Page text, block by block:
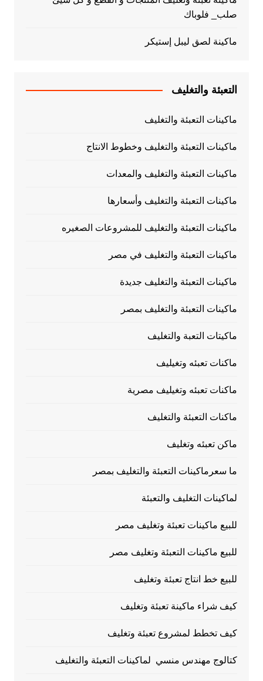
صلب_ فلوباك
ماكينة لصق ليبل إستيكر
التعبئة والتغليف
ماكينات التعبئة والتغليف
ماكينات التعبئة والتغليف وخطوط الانتاج
ماكينات التعبئة والتغليف والمعدات
ماكينات التعبئة والتغليف وأسعارها
ماكينات التعبئة والتغليف للمشروعات الصغيره
ماكينات التعبئة والتغليف في مصر
ماكينات التعبئة والتغليف جديدة
ماكينات التعبئة والتغليف بمصر
ماكيتات التعبة والتغليف
ماكنات تعبئه وتغيليف
ماكنات تعبئه وتغيليف مصرية
ماكنات التعبئة والتغليف
ماكن تعبئه وتغليف
ما سعرماكينات التعبئة والتغليف بمصر
لماكينات التغليف والتعبئة
للبيع ماكينات تعبئة وتغليف مصر
للبيع ماكينات التعبئة وتغليف مصر
للبيع خط انتاج تعبئة وتغليف
كيف شراء ماكينة تعبئة وتغليف
كيف تخطط لمشروع تعبئة وتغليف
كتالوج مهندس منسي لماكينات التعبئة والتغليف